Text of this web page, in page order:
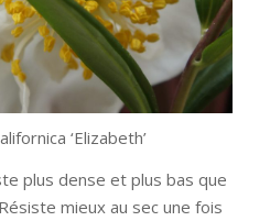
‘Elizabeth’
plus dense et plus bas que
mieux au sec une fois